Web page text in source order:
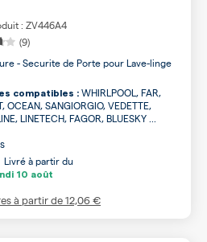
: ZV446A4
(9)
- Securite de Porte pour Lave-linge
compatibles : WHIRLPOOL, FAR,
OCEAN, SANGIORGIO, VEDETTE,
LINETECH, FAGOR, BLUESKY ...
Livré à partir du
10 août
à partir de12,06 €